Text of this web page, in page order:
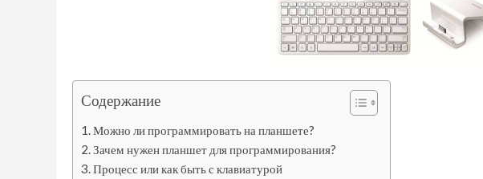
Содержание
Можно ли программировать на планшете?
Зачем нужен планшет для программирования?
Процесс или как быть с клавиатурой